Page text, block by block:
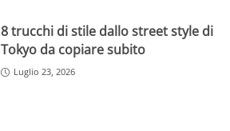
8 trucchi di stile dallo street style di
Tokyo da copiare subito
Luglio 23, 2026